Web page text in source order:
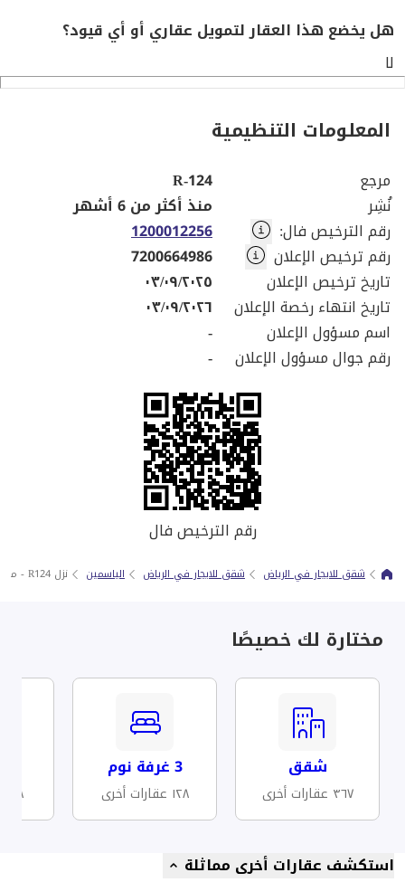
هل يخضع هذا العقار لتمويل عقاري أو أي قيود؟
لا
المعلومات التنظيمية
مرجع
R-124
نُشِر
منذ أكثر من 6 أشهر
رقم الترخيص فال:
1200012256
رقم ترخيص الإعلان
7200664986
تاريخ ترخيص الإعلان
٠٣/٠٩/٢٠٢٥
تاريخ انتهاء رخصة الإعلان
٠٣/٠٩/٢٠٢٦
اسم مسؤول الإعلان
-
رقم جوال مسؤول الإعلان
-
رقم الترخيص فال
شقق للايجار في الرياض شقق للايجار في الرياض الياسمين نزل R124 - متاح لتأجير الشهري
مختارة لك خصيصًا
شقق
٣٦٧ عقارات أخرى
3 غرفة نوم
١٢٨ عقارات أخرى ٧٨ عقارات أخرى
استكشف عقارات أخرى مماثلة